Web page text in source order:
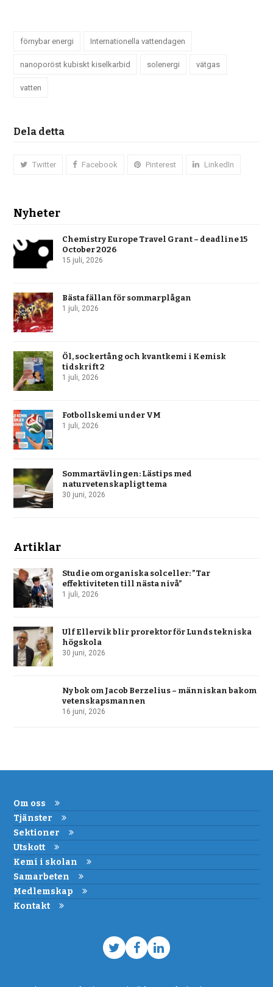
förnybar energi Internationella vattendagen
nanoporöst kubiskt kiselkarbid solenergi vätgas
vatten
Dela detta
Twitter Facebook Pinterest LinkedIn
Nyheter
Chemistry Europe Travel Grant – deadline 15
October 2026
15 juli, 2026
Bästa fällan för sommarplågan
1 juli, 2026
Öl, sockertång och kvantkemi i Kemisk
tidskrift 2
1 juli, 2026
Fotbollskemi under VM
1 juli, 2026
Sommartävlingen: Lästips med
naturvetenskapligt tema
30 juni, 2026
Artiklar
Studie om organiska solceller: ”Tar
effektiviteten till nästa nivå”
1 juli, 2026
Ulf Ellervik blir prorektor för Lunds tekniska
högskola
30 juni, 2026
Ny bok om Jacob Berzelius – människan bakom
vetenskapsmannen
16 juni, 2026
Om oss
Tjänster
Sektioner
Utskott
Kemi i skolan
Samarbeten
Medlemskap
Kontakt
TwitterFacebook
LinkedIn